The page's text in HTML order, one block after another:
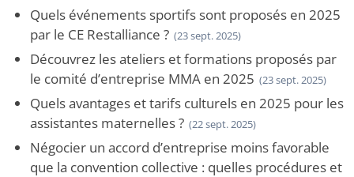
Quels événements sportifs sont proposés en 2025
par le CE Restalliance ? (23 sept. 2025)
Découvrez les ateliers et formations proposés par
le comité d’entreprise MMA en 2025 (23 sept. 2025)
Quels avantages et tarifs culturels en 2025 pour les
assistantes maternelles ? (22 sept. 2025)
Négocier un accord d’entreprise moins favorable
que la convention collective : quelles procédures et